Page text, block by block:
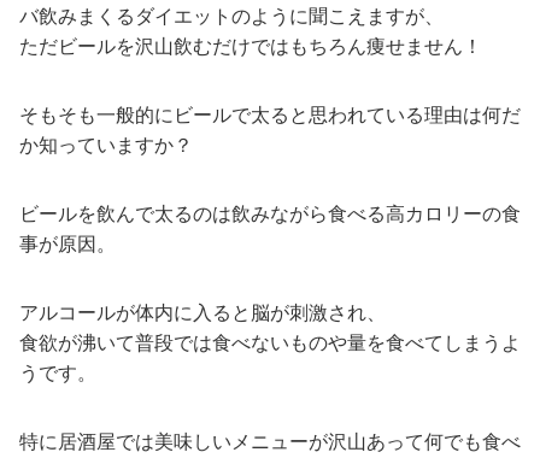
バ飲みまくるダイエットのように聞こえますが、
ただビールを沢山飲むだけではもちろん痩せません！
そもそも一般的にビールで太ると思われている理由は何だ
か知っていますか？
ビールを飲んで太るのは飲みながら食べる高カロリーの食
事が原因。
アルコールが体内に入ると脳が刺激され、
食欲が沸いて普段では食べないものや量を食べてしまうよ
うです。
特に居酒屋では美味しいメニューが沢山あって何でも食べ